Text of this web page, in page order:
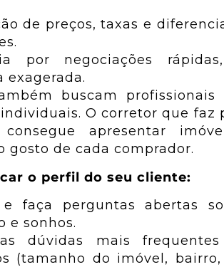
de preços, taxas e
por negociações
exagerada.
buscam profissionais
O corretor que faz
consegue apresentar
gosto de cada comprador.
o perfil do seu cliente:
e faça perguntas abertas
e sonhos.
dúvidas mais
(tamanho do imóvel,